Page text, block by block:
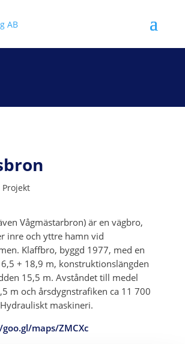
Projekt
Vågmästarbron) är en vägbro,
inre och yttre hamn vid
Klaffbro, byggd 1977, med en
+ 18,9 m, konstruktionslängden
15,5 m. Avståndet till medel
m och årsdygnstrafiken ca 11 700
maskineri.
maps/ZMCXc